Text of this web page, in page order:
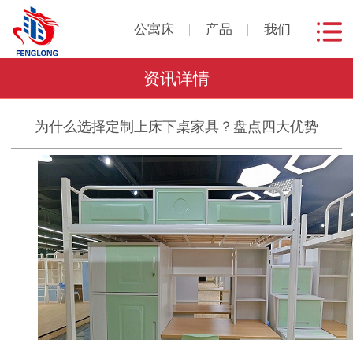
公寓床 产品 我们
资讯详情
为什么选择定制上床下桌家具？盘点四大优势